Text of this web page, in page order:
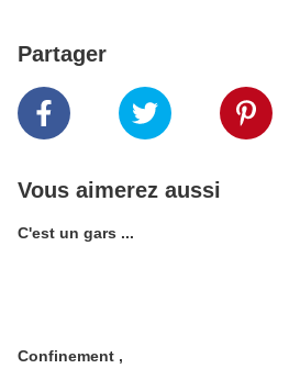
Partager
Vous aimerez aussi
C'est un gars ...
Confinement ,